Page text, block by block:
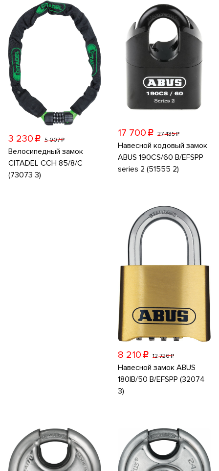
3 230 p 5 007p
Велосипедный замок
CITADEL CCH 85/8/C
(73073 3)
17 700 p 27 435p
Навесной кодовый замок
ABUS 190CS/60 B/EFSPP
series 2 (51555 2)
8 210 p 12 726p
Навесной замок ABUS
180IB/50 B/EFSPP (32074
3)